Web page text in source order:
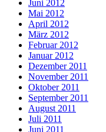
Juni 2012
Mai 2012
April 2012
März 2012
Februar 2012
Januar 2012
Dezember 2011
November 2011
Oktober 2011
September 2011
August 2011
Juli 2011
Juni 2011